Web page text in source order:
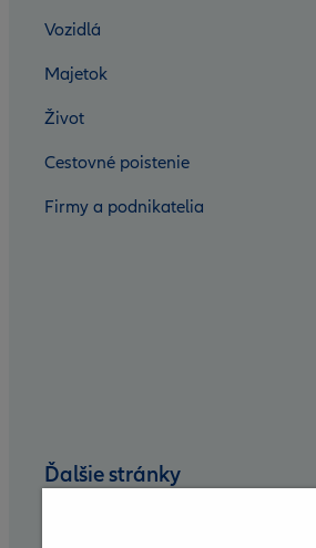
Vozidlá
Majetok
Život
Cestovné poistenie
Firmy a podnikatelia
Ďalšie stránky